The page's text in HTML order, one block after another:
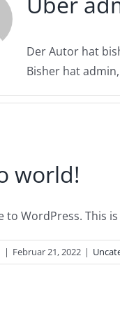
Der Autor hat
Bisher hat
world!
to WordPress. This
| Februar 21, 2022 |